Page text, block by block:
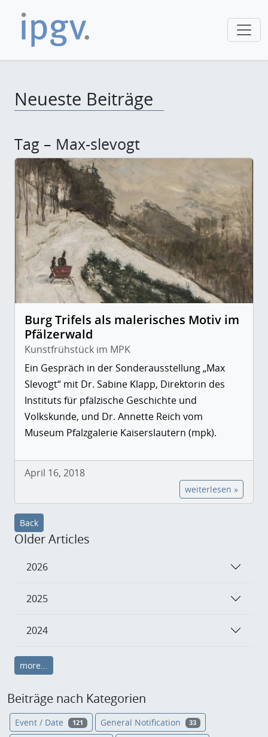
Neueste Beiträge
Tag – Max-slevogt
Burg Trifels als malerisches Motiv im
Pfälzerwald
Kunstfrühstück im MPK
Ein Gespräch in der Sonderausstellung „Max
Slevogt“ mit Dr. Sabine Klapp, Direktorin des
Instituts für pfälzische Geschichte und
Volkskunde, und Dr. Annette Reich vom
Museum Pfalzgalerie Kaiserslautern (mpk).
April 16, 2018
weiterlesen »
Back
Older Articles
2026
2025
2024
more...
Beiträge nach Kategorien
Event / Date 121 General Notification 33